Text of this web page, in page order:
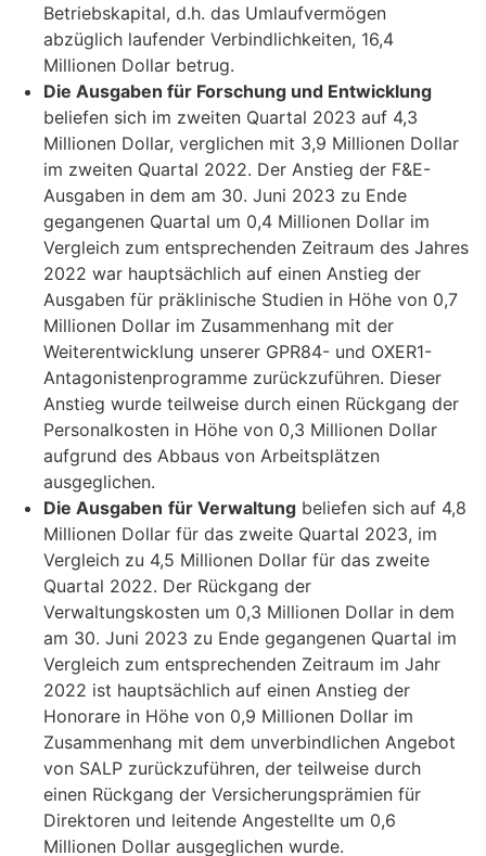
Betriebskapital, d.h. das Umlaufvermögen
abzüglich laufender Verbindlichkeiten, 16,4
Millionen Dollar betrug.
Die Ausgaben für Forschung und Entwicklung
beliefen sich im zweiten Quartal 2023 auf 4,3
Millionen Dollar, verglichen mit 3,9 Millionen Dollar
im zweiten Quartal 2022. Der Anstieg der F&E-
Ausgaben in dem am 30. Juni 2023 zu Ende
gegangenen Quartal um 0,4 Millionen Dollar im
Vergleich zum entsprechenden Zeitraum des Jahres
2022 war hauptsächlich auf einen Anstieg der
Ausgaben für präklinische Studien in Höhe von 0,7
Millionen Dollar im Zusammenhang mit der
Weiterentwicklung unserer GPR84- und OXER1-
Antagonistenprogramme zurückzuführen. Dieser
Anstieg wurde teilweise durch einen Rückgang der
Personalkosten in Höhe von 0,3 Millionen Dollar
aufgrund des Abbaus von Arbeitsplätzen
ausgeglichen.
Die Ausgaben für Verwaltung beliefen sich auf 4,8
Millionen Dollar für das zweite Quartal 2023, im
Vergleich zu 4,5 Millionen Dollar für das zweite
Quartal 2022. Der Rückgang der
Verwaltungskosten um 0,3 Millionen Dollar in dem
am 30. Juni 2023 zu Ende gegangenen Quartal im
Vergleich zum entsprechenden Zeitraum im Jahr
2022 ist hauptsächlich auf einen Anstieg der
Honorare in Höhe von 0,9 Millionen Dollar im
Zusammenhang mit dem unverbindlichen Angebot
von SALP zurückzuführen, der teilweise durch
einen Rückgang der Versicherungsprämien für
Direktoren und leitende Angestellte um 0,6
Millionen Dollar ausgeglichen wurde.